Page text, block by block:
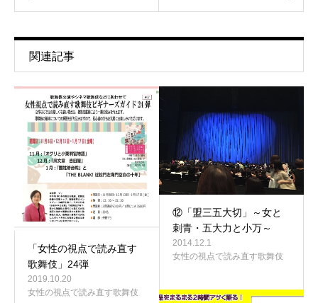
関連記事
「女性の視点で読み直す
歌舞伎」24弾
2019.10.20
女性の視点で読み直す歌舞伎
⑫「盟三五大切」～女と
刺青・五大力と小万～
2014.12.1
女性の視点で読み直す歌舞伎